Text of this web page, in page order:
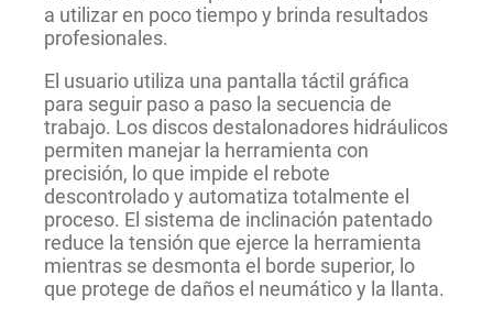
a utilizar en poco tiempo y brinda resultados
profesionales.
El usuario utiliza una pantalla táctil gráfica
para seguir paso a paso la secuencia de
trabajo. Los discos destalonadores hidráulicos
permiten manejar la herramienta con
precisión, lo que impide el rebote
descontrolado y automatiza totalmente el
proceso. El sistema de inclinación patentado
reduce la tensión que ejerce la herramienta
mientras se desmonta el borde superior, lo
que protege de daños el neumático y la llanta.